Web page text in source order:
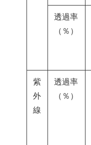
透過率
（％）
紫
外
線
透過率
（％）